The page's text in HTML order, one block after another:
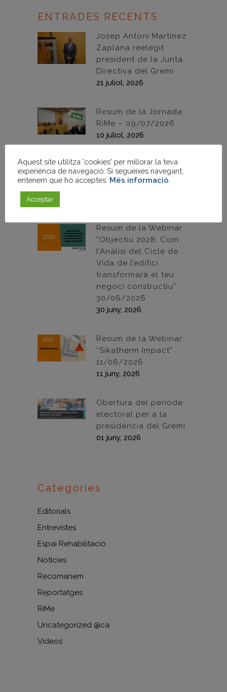
ENTRADES RECENTS
Josep Antoni Martínez
Zaplana reelegit
president de la Junta
Directiva del Gremi
21 juliol, 2026
Resum de la Jornada
RiMe – 09/07/2026
10 juliol, 2026
Proclamació de
candidatures –
Resum de la Webinar
“Objectiu 2028: Com
l’Anàlisi del Cicle de
Vida de l’edifici
transformarà el teu
negoci constructiu”
30/06/2026
30 juny, 2026
Resum de la Webinar:
“Sikatherm Impact”
11/06/2026
11 juny, 2026
Obertura del període
electoral per a la
presidència del Gremi
01 juny, 2026
Categories
Editorials
Entrevistes
Espai Rehabilitació
Notícies
Recomanem
Reportatges
RiMe
Uncategorized @ca
Vídeos
Aquest site utilitza 'cookies' per millorar la teva
experiència de navegació. Si segueixes navegant,
entenem que ho acceptes. Més informació
Acceptar